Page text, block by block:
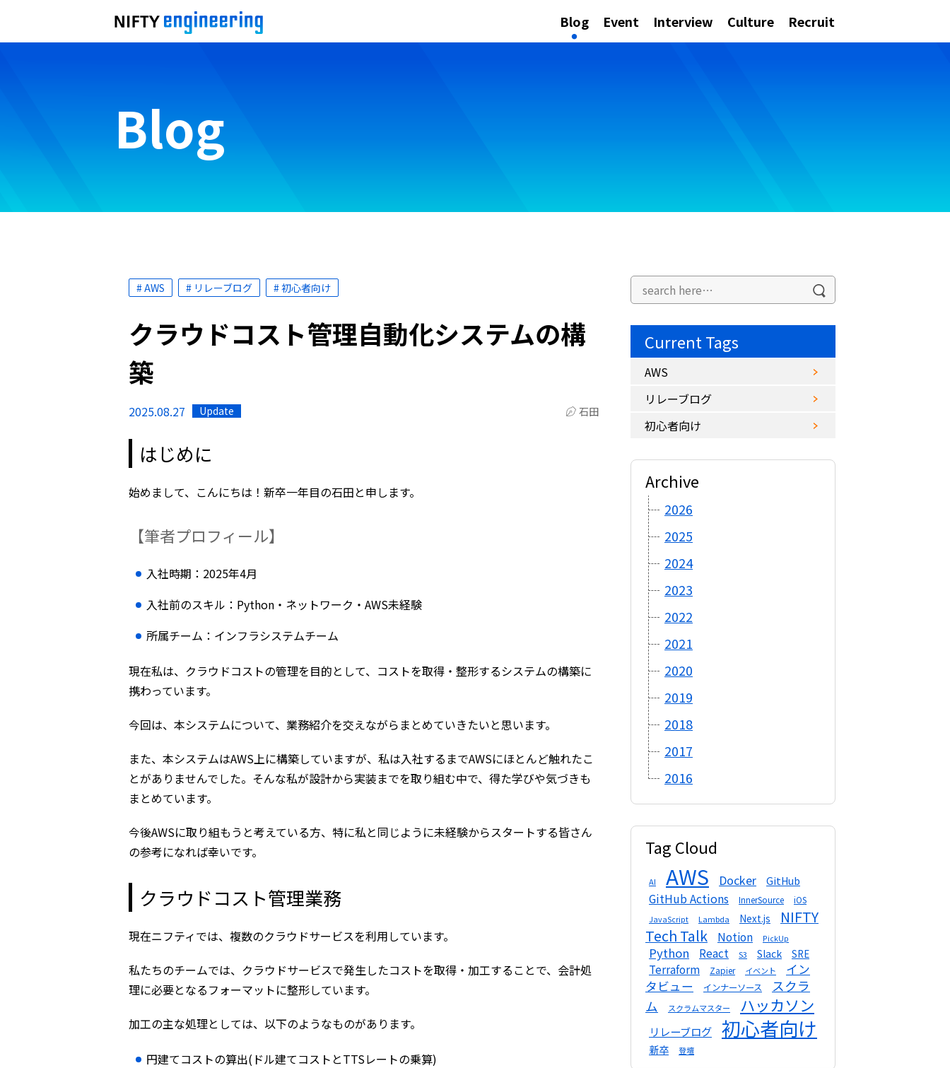
Blog Event Interview Culture Recruit
Blog
# AWS # リレーブログ # 初心者向け
クラウドコスト管理自動化システムの構
築
2025.08.27 Update 石田
はじめに
始めまして、こんにちは！新卒一年目の石田と申します。
【筆者プロフィール】
入社時期：2025年4月
入社前のスキル：Python・ネットワーク・AWS未経験
所属チーム：インフラシステムチーム
現在私は、クラウドコストの管理を目的として、コストを取得・整形するシステムの構築に
携わっています。
今回は、本システムについて、業務紹介を交えながらまとめていきたいと思います。
また、本システムはAWS上に構築していますが、私は入社するまでAWSにほとんど触れたこ
とがありませんでした。そんな私が設計から実装までを取り組む中で、得た学びや気づきも
まとめています。
今後AWSに取り組もうと考えている方、特に私と同じように未経験からスタートする皆さん
の参考になれば幸いです。
クラウドコスト管理業務
現在ニフティでは、複数のクラウドサービスを利用しています。
私たちのチームでは、クラウドサービスで発生したコストを取得・加工することで、会計処
理に必要となるフォーマットに整形しています。
加工の主な処理としては、以下のようなものがあります。
円建てコストの算出(ドル建てコストとTTSレートの乗算)
Current Tags
AWS
リレーブログ
初心者向け
Archive
2026
2025
2024
2023
2022
2021
2020
2019
2018
2017
2016
Tag Cloud
AI AWS Docker GitHub
GitHub Actions InnerSource iOS
JavaScript Lambda Next.js
NIFTY
Tech Talk
Notion PickUp
Python React S3 Slack SRE
Terraform Zapier イベント
イン
タビュー
インナーソース
スクラ
ム
スクラムマスター ハッカソン
リレーブログ 初心者向け
新卒 登壇